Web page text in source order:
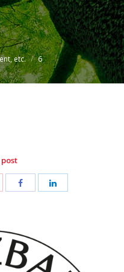
etc. 6
Share Share